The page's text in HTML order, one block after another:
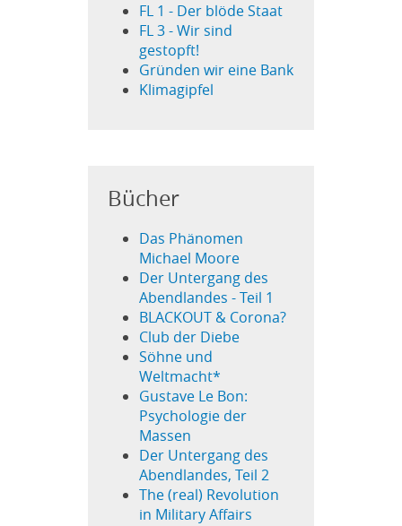
FL 1 - Der blöde Staat
FL 3 - Wir sind
gestopft!
Gründen wir eine Bank
Klimagipfel
Bücher
Das Phänomen
Michael Moore
Der Untergang des
Abendlandes - Teil 1
BLACKOUT & Corona?
Club der Diebe
Söhne und
Weltmacht*
Gustave Le Bon:
Psychologie der
Massen
Der Untergang des
Abendlandes, Teil 2
The (real) Revolution
in Military Affairs